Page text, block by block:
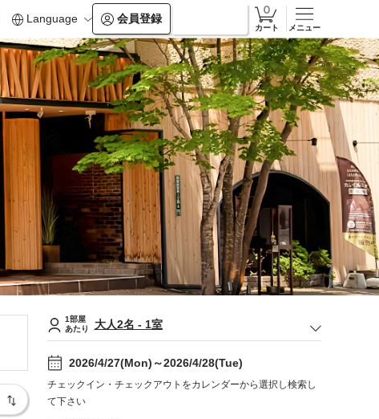
Language 会員登録
カート メニュー
1部屋
あたり
大人2名 - 1室
2026/4/27(Mon)～2026/4/28(Tue)
チェックイン・チェックアウトをカレンダーから選択し検索し
て下さい